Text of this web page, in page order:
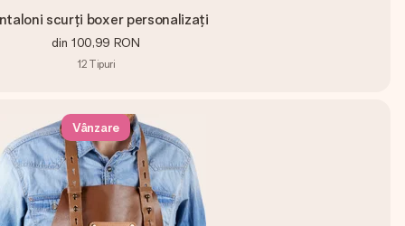
scurți boxer personalizați
din 100,99 RON
12 Tipuri
Vânzare